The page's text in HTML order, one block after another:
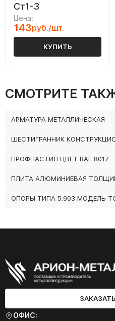
Ст1-3
Цена:
143руб./шт.
КУПИТЬ
СМОТРИТЕ
АРМАТУРА МЕТАЛЛИЧЕСКАЯ
ШЕСТИГРАННИК
ПРОФНАСТИЛ ЦВЕТ RAL 8017
ПЛИТА АЛЮМИНИЕВАЯ
ОПОРЫ ТИПА 5.903 МОДЕЛЬ
ОФИС: